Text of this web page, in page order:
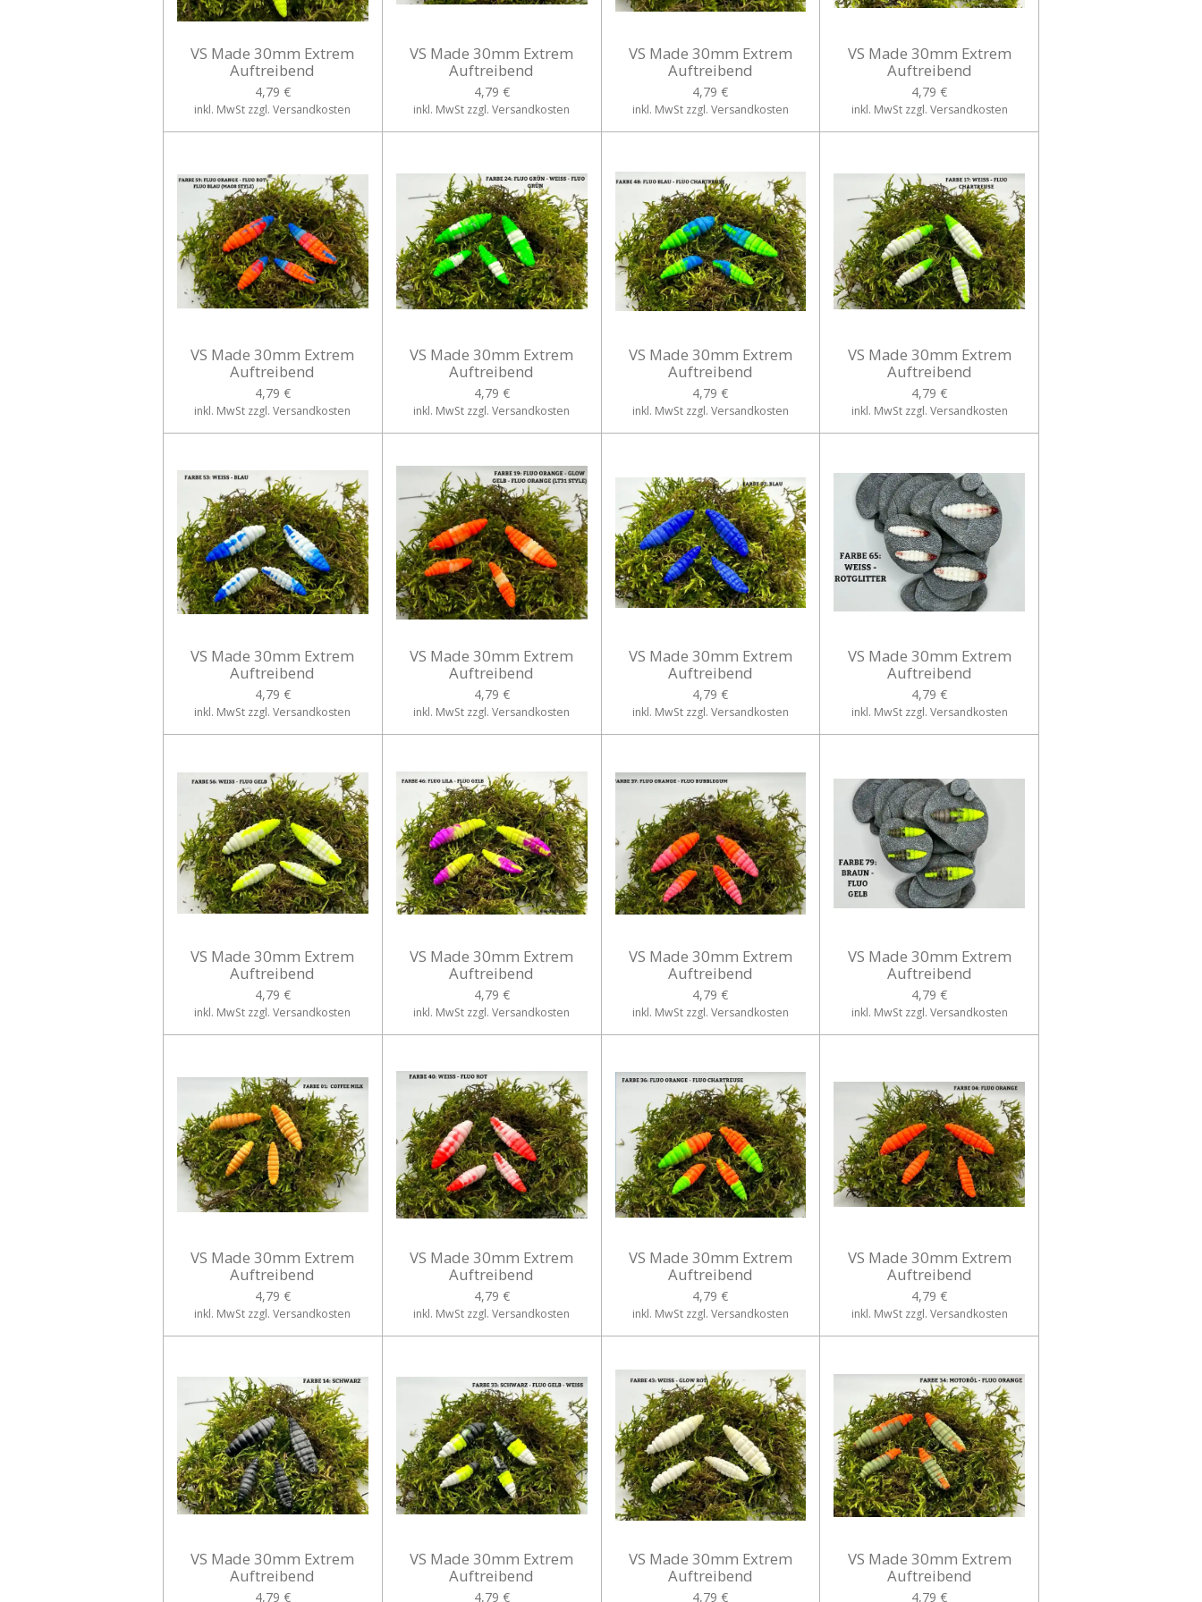
VS Made 30mm Extrem
Auftreibend
4,79 €
inkl. MwSt zzgl. Versandkosten
VS Made 30mm Extrem
Auftreibend
4,79 €
inkl. MwSt zzgl. Versandkosten
VS Made 30mm Extrem
Auftreibend
4,79 €
inkl. MwSt zzgl. Versandkosten
VS Made 30mm Extrem
Auftreibend
4,79 €
inkl. MwSt zzgl. Versandkosten
VS Made 30mm Extrem
Auftreibend
4,79 €
inkl. MwSt zzgl. Versandkosten
VS Made 30mm Extrem
Auftreibend
4,79 €
inkl. MwSt zzgl. Versandkosten
VS Made 30mm Extrem
Auftreibend
4,79 €
inkl. MwSt zzgl. Versandkosten
VS Made 30mm Extrem
Auftreibend
4,79 €
inkl. MwSt zzgl. Versandkosten
VS Made 30mm Extrem
Auftreibend
4,79 €
inkl. MwSt zzgl. Versandkosten
VS Made 30mm Extrem
Auftreibend
4,79 €
inkl. MwSt zzgl. Versandkosten
VS Made 30mm Extrem
Auftreibend
4,79 €
inkl. MwSt zzgl. Versandkosten
VS Made 30mm Extrem
Auftreibend
4,79 €
inkl. MwSt zzgl. Versandkosten
VS Made 30mm Extrem
Auftreibend
4,79 €
inkl. MwSt zzgl. Versandkosten
VS Made 30mm Extrem
Auftreibend
4,79 €
inkl. MwSt zzgl. Versandkosten
VS Made 30mm Extrem
Auftreibend
4,79 €
inkl. MwSt zzgl. Versandkosten
VS Made 30mm Extrem
Auftreibend
4,79 €
inkl. MwSt zzgl. Versandkosten
VS Made 30mm Extrem
Auftreibend
4,79 €
inkl. MwSt zzgl. Versandkosten
VS Made 30mm Extrem
Auftreibend
4,79 €
inkl. MwSt zzgl. Versandkosten
VS Made 30mm Extrem
Auftreibend
4,79 €
inkl. MwSt zzgl. Versandkosten
VS Made 30mm Extrem
Auftreibend
4,79 €
inkl. MwSt zzgl. Versandkosten
VS Made 30mm Extrem
Auftreibend
4,79 €
VS Made 30mm Extrem
Auftreibend
4,79 €
VS Made 30mm Extrem
Auftreibend
4,79 €
VS Made 30mm Extrem
Auftreibend
4,79 €